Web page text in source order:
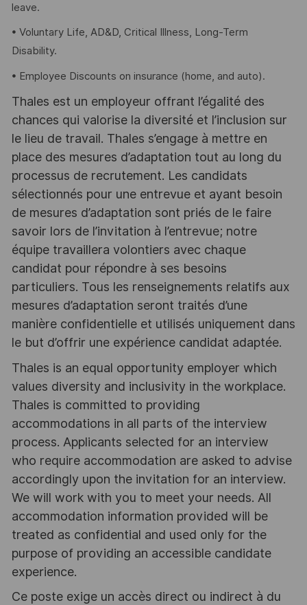
leave.
• Voluntary Life, AD&D, Critical Illness, Long-Term
Disability.
• Employee Discounts on insurance (home, and auto).
Thales est un employeur offrant l’égalité des
chances qui valorise la diversité et l’inclusion sur
le lieu de travail. Thales s’engage à mettre en
place des mesures d’adaptation tout au long du
processus de recrutement. Les candidats
sélectionnés pour une entrevue et ayant besoin
de mesures d’adaptation sont priés de le faire
savoir lors de l’invitation à l’entrevue; notre
équipe travaillera volontiers avec chaque
candidat pour répondre à ses besoins
particuliers. Tous les renseignements relatifs aux
mesures d’adaptation seront traités d’une
manière confidentielle et utilisés uniquement dans
le but d’offrir une expérience candidat adaptée.
Thales is an equal opportunity employer which
values diversity and inclusivity in the workplace.
Thales is committed to providing
accommodations in all parts of the interview
process. Applicants selected for an interview
who require accommodation are asked to advise
accordingly upon the invitation for an interview.
We will work with you to meet your needs. All
accommodation information provided will be
treated as confidential and used only for the
purpose of providing an accessible candidate
experience.
Ce poste exige un accès direct ou indirect à du